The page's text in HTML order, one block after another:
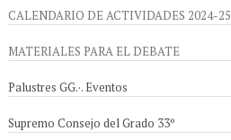
CALENDARIO DE ACTIVIDADES 2024-25
MATERIALES PARA EL DEBATE
Palustres GG.·. Eventos
Supremo Consejo del Grado 33º